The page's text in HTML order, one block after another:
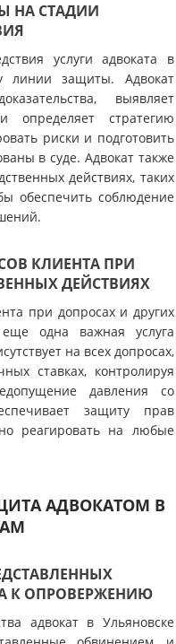
НА СТАДИИ
услуги адвоката в
линии защиты. Адвокат
выявляет
стратегию
риски и подготовить
в суде. Адвокат также
действиях, таких
обеспечить соблюдение
КЛИЕНТА ПРИ
ДЕЙСТВИЯХ
при допросах и других
одна важная услуга
на всех допросах,
ставках, контролируя
давления со
защиту прав
реагировать на любые
АДВОКАТОМ В
К ОПРОВЕРЖЕНИЮ
адвокат в Ульяновске